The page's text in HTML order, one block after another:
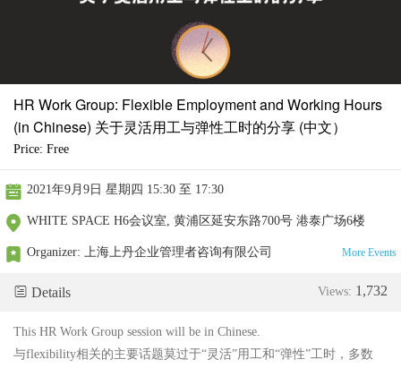
HR Work Group: Flexible Employment and Working Hours
(in Chinese) 关于灵活用工与弹性工时的分享 (中文）
Price: Free
2021年9月9日 星期四 15:30 至 17:30
WHITE SPACE H6会议室, 黄浦区延安东路700号 港泰广场6楼
Organizer: 上海上丹企业管理者咨询有限公司 More Events
Details Views: 1,732
This HR Work Group session will be in Chinese.
与flexibility相关的主要话题莫过于“灵活”用工和“弹性”工时，多数